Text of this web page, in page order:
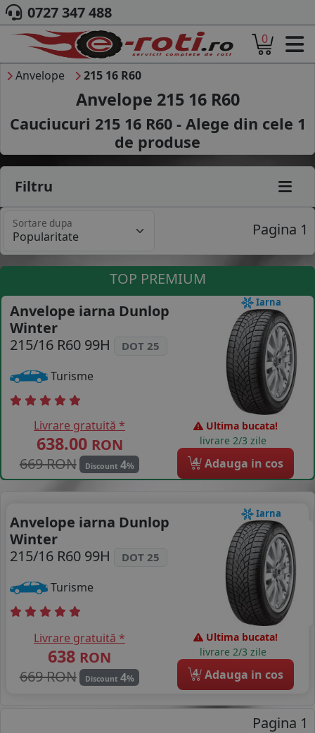
ACASA
DESPRE NOI
ANVELOPE
AUTO
CAMION
MOTO
AGROINDUSTRIALE
MARCA AUTO
B2B - COLABORARE COMPANII
CONTACT
0727 347 488
0
Anvelope 215 16 R60
Anvelope 215 16 R60
Cauciucuri 215 16 R60 - Alege din cele 1
de produse
Filtru
Sortare dupa Pagina 1
TOP PREMIUM
Iarna
Anvelope iarna Dunlop
Winter
215/16 R60 99H
DOT 25
Turisme
Livrare gratuită *
638.00 RON
669 RON
Discount 4%
Ultima bucata!
livrare 2/3 zile
4 Adauga in cos
Iarna
Anvelope iarna Dunlop
Winter
215/16 R60 99H
DOT 25
Turisme
Livrare gratuită *
638 RON
669 RON
Discount 4%
Ultima bucata!
livrare 2/3 zile
4 Adauga in cos
Pagina 1